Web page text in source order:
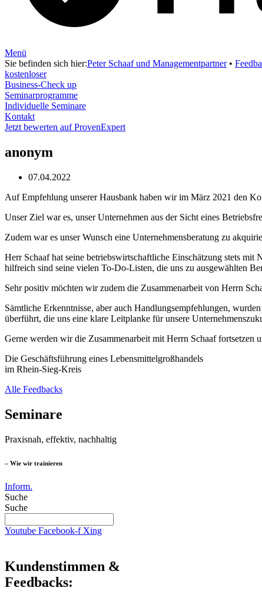
Menü
Sie befinden sich hier:Peter Schaaf und Managementpartner•
kostenloser
Business-Check up
Seminarprogramme
Individuelle Seminare
Kontakt
Jetzt bewerten auf ProvenExpert
anonym
07.04.2022
Auf Empfehlung unserer Hausbank haben wir im März 2021 den
Unser Ziel war es, unser Unternehmen aus der Sicht eines
Zudem war es unser Wunsch eine Unternehmensberatung zu
Herr Schaaf hat seine betriebswirtschaftliche Einschätzung stets mit
hilfreich sind seine vielen To-Do-Listen, die uns zu ausgewählten
Sehr positiv möchten wir zudem die Zusammenarbeit von Herrn
Sämtliche Erkenntnisse, aber auch Handlungsempfehlungen,
überführt, die uns eine klare Leitplanke für unsere
Gerne werden wir die Zusammenarbeit mit Herrn Schaaf fortsetzen
Die Geschäftsführung eines Lebensmittelgroßhandels
im Rhein-Sieg-Kreis
Alle Feedbacks
Seminare
Praxisnah, effektiv, nachhaltig
– Wie wir trainieren
Inform.
Suche
Suche
Youtube Facebook-f Xing
Kundenstimmen &
Feedbacks: